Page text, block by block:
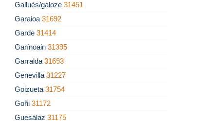
Gallués/galoze 31451
Garaioa 31692
Garde 31414
Garínoain 31395
Garralda 31693
Genevilla 31227
Goizueta 31754
Goñi 31172
Guesálaz 31175